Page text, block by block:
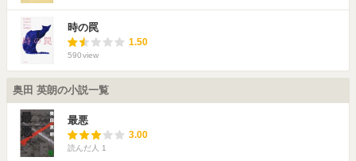
時の罠
1.50
590view
奥田 英朗の小説一覧
最悪
3.00
読んだ人 1